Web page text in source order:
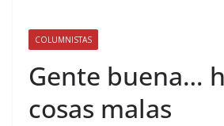
COLUMNISTAS
Gente buena…
cosas malas